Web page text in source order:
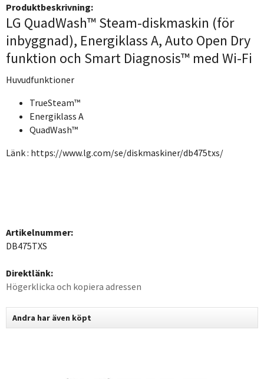
Produktbeskrivning:
LG QuadWash™ Steam-diskmaskin (för
inbyggnad), Energiklass A, Auto Open Dry
funktion och Smart Diagnosis™ med Wi-Fi
Huvudfunktioner
TrueSteam™
Energiklass A
QuadWash™
Länk : https://www.lg.com/se/diskmaskiner/db475txs/
Artikelnummer:
DB475TXS
Direktlänk:
Högerklicka och kopiera adressen
Andra har även köpt